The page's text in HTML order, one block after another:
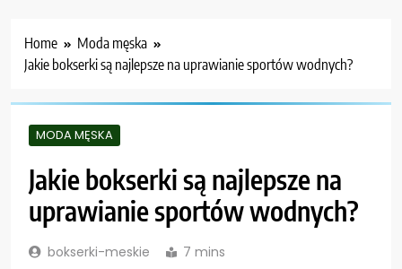
Home
Moda męska
Jakie bokserki są najlepsze na uprawianie sportów wodnych?
MODA MĘSKA
Jakie bokserki są najlepsze na
uprawianie sportów wodnych?
bokserki-meskie 7 mins